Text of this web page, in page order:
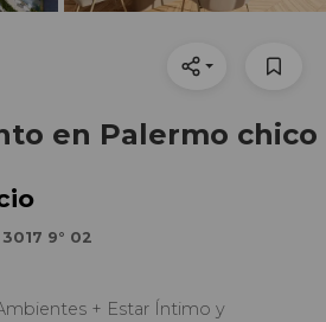
en Palermo chico
9° 02
+ Estar Íntimo y